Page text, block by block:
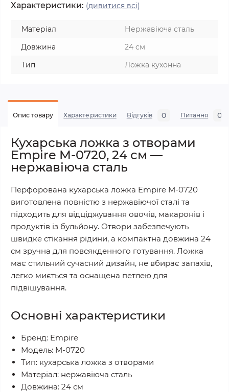
Характеристики: (дивитися всі)
Матеріал
Нержавіюча сталь
Довжина
24 см
Тип
Ложка кухонна
Опис товару Характеристики Відгуків 0 Питання 0
Кухарська ложка з отворами
Empire M-0720, 24 см —
нержавіюча сталь
Перфорована кухарська ложка Empire M-0720
виготовлена повністю з нержавіючої сталі та
підходить для відціджування овочів, макаронів і
продуктів із бульйону. Отвори забезпечують
швидке стікання рідини, а компактна довжина 24
см зручна для повсякденного готування. Ложка
має стильний сучасний дизайн, не вбирає запахів,
легко миється та оснащена петлею для
підвішування.
Основні характеристики
Бренд: Empire
Модель: M-0720
Тип: кухарська ложка з отворами
Матеріал: нержавіюча сталь
Довжина: 24 см